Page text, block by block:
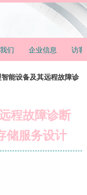
们 企业信息 访客
能设备及其远程故障诊
程故障诊断
储服务设计